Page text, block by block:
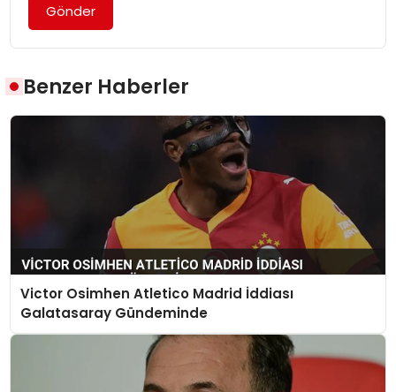
Gönder
Benzer Haberler
Victor Osimhen Atletico Madrid İddiası
Galatasaray Gündeminde